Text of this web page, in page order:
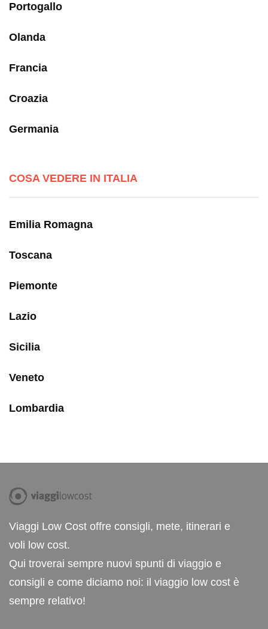
Portogallo
Olanda
Francia
Croazia
Germania
COSA VEDERE IN ITALIA
Emilia Romagna
Toscana
Piemonte
Lazio
Sicilia
Veneto
Lombardia
Viaggi Low Cost offre consigli, mete, itinerari e
voli low cost.
Qui troverai sempre nuovi spunti di viaggio e
consigli e come diciamo noi: il viaggio low cost è
sempre relativo!